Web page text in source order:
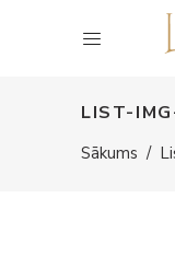
LIST-
Sākums /